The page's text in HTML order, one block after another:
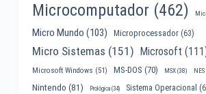
Microcomputador (462)
Micro Mundo (103) Microprocessador(63)
Micro Sistemas (151) Microsoft
Microsoft Windows (51) MS-DOS (70) MSX(38) NES
Nintendo (81) Prológica(34) Sistema Operacional